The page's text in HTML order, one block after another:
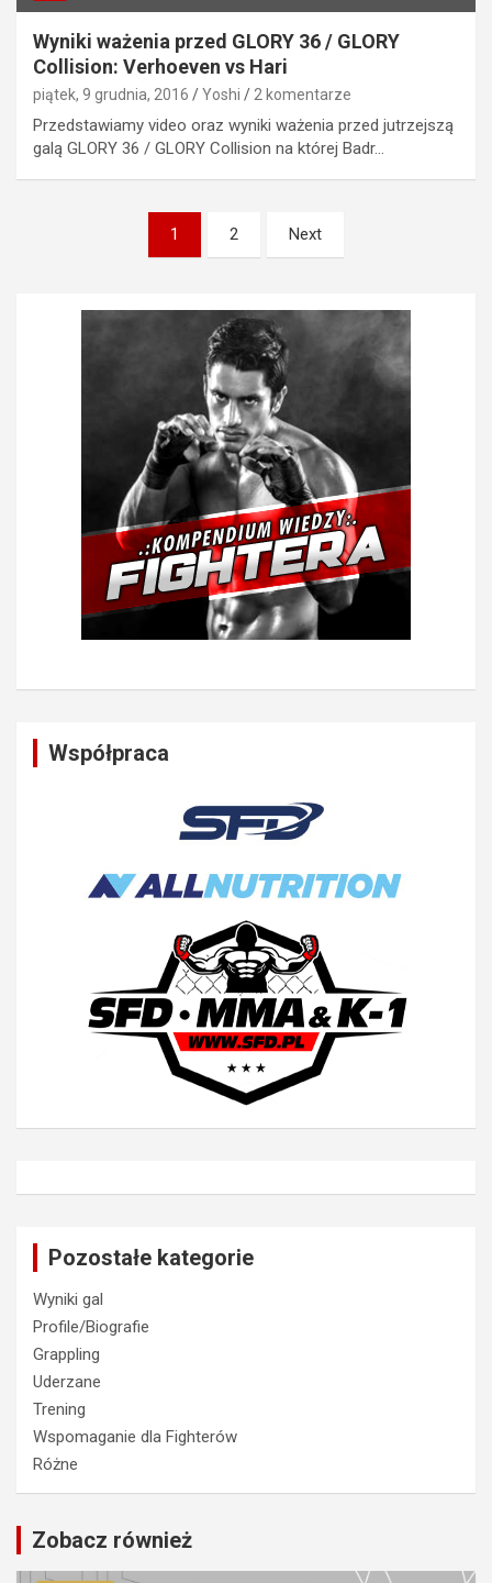
Wyniki ważenia przed GLORY 36 / GLORY
Collision: Verhoeven vs Hari
piątek, 9 grudnia, 2016 Yoshi 2 komentarze
Przedstawiamy video oraz wyniki ważenia przed jutrzejszą
galą GLORY 36 / GLORY Collision na której Badr…
Stronicowanie
1 2 Next
Współpraca
Pozostałe kategorie
Wyniki gal
Profile/Biografie
Grappling
Uderzane
Trening
Wspomaganie dla Fighterów
Różne
Zobacz również